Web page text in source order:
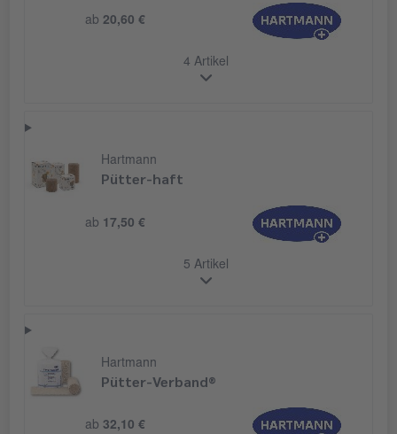
ab 20,60 €
4 Artikel
Hartmann
Pütter-haft
ab 17,50 €
5 Artikel
Hartmann
Pütter-Verband®
ab 32,10 €